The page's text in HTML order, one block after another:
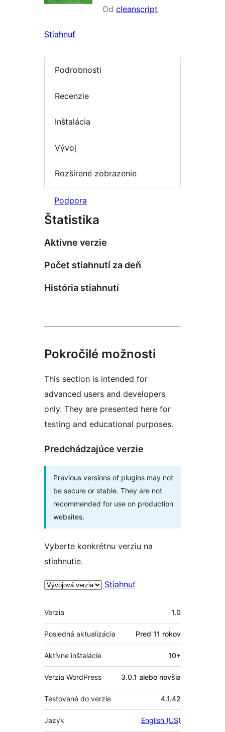
Od cleanscript
Stiahnuť
Podrobnosti
Recenzie
Inštalácia
Vývoj
Rozšírené zobrazenie
Podpora
Štatistika
Aktívne verzie
Počet stiahnutí za deň
História stiahnutí
Pokročilé možnosti
This section is intended for
advanced users and developers
only. They are presented here for
testing and educational purposes.
Predchádzajúce verzie
Previous versions of plugins may not
be secure or stable. They are not
recommended for use on production
websites.
Vyberte konkrétnu verziu na
stiahnutie.
Stiahnuť
Meta
Verzia 1.0
Posledná aktualizácia Pred 11 rokov
Aktívne inštalácie 10+
Verzia WordPress 3.0.1 alebo novšia
Testované do verzie 4.1.42
Jazyk English (US)